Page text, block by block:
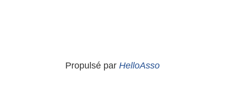
Propulsé par HelloAsso